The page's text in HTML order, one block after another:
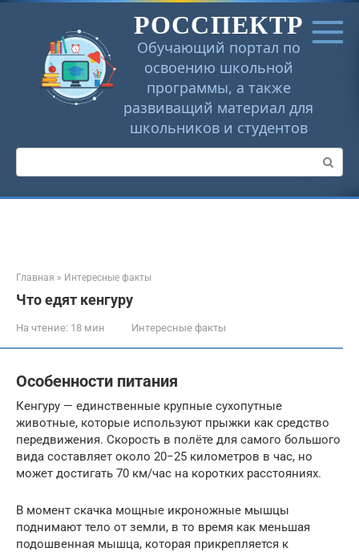
Перейти
РОССПЕКТР
Обучающий портал по
освоению школьной
программы, а также
развиващий материал для
школьников и студентов
Поиск:
Главная » Интересные факты
Что едят кенгуру
На чтение: 18 мин Интересные факты
Особенности питания
Кенгуру — единственные крупные сухопутные
животные, которые используют прыжки как средство
передвижения. Скорость в полёте для самого большого
вида составляет около 20−25 километров в час, но
может достигать 70 км/час на коротких расстояниях.
В момент скачка мощные икроножные мышцы
поднимают тело от земли, в то время как меньшая
подошвенная мышца, которая прикрепляется к